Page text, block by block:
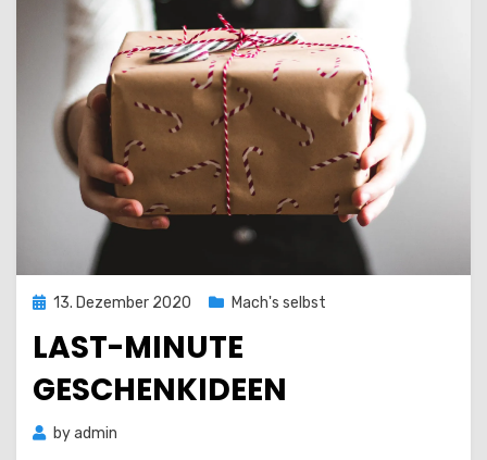
Posted
13. Dezember 2020 Mach's selbst
LAST-MINUTE
GESCHENKIDEEN
byadmin